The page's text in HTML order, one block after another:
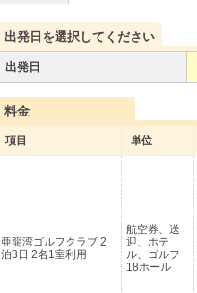
出発日を選択してください
出発日
料金
項目 単位
亜龍湾ゴルフクラブ 2
泊3日 2名1室利用
航空券、送
迎、ホテ
ル、ゴルフ
18ホール